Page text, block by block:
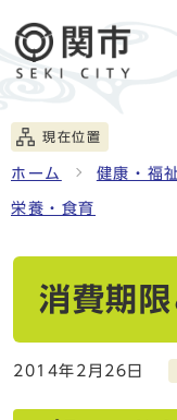
現在位置
ホーム 健康・福
栄養・食育
消費期
2014年2月26日